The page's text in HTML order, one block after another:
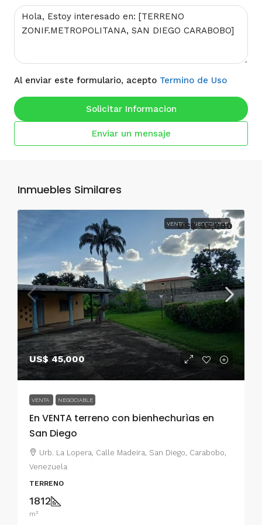
Al enviar este formulario, acepto Termino de Uso
Solicitar Informacion
Enviar un mensaje
Inmuebles Similares
VENTA NEGOCIABLE
US$ 45,000
VENTA NEGOCIABLE
En VENTA terreno con bienhechurìas en
San Diego
US$ 45,000
Urb. La Lopera, Calle Madeira, San Diego, Carabobo,
Venezuela
TERRENO
1812
m²